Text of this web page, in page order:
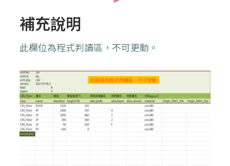
補充說明
此欄位為程式判讀區，不可更動。